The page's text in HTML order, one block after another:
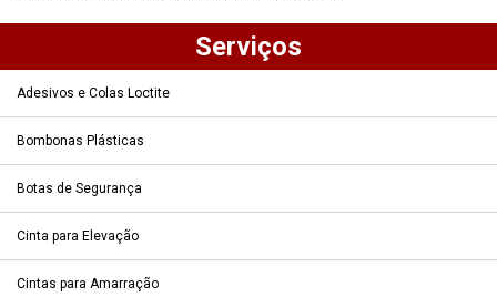
Serviços
Adesivos e Colas Loctite
Bombonas Plásticas
Botas de Segurança
Cinta para Elevação
Cintas para Amarração